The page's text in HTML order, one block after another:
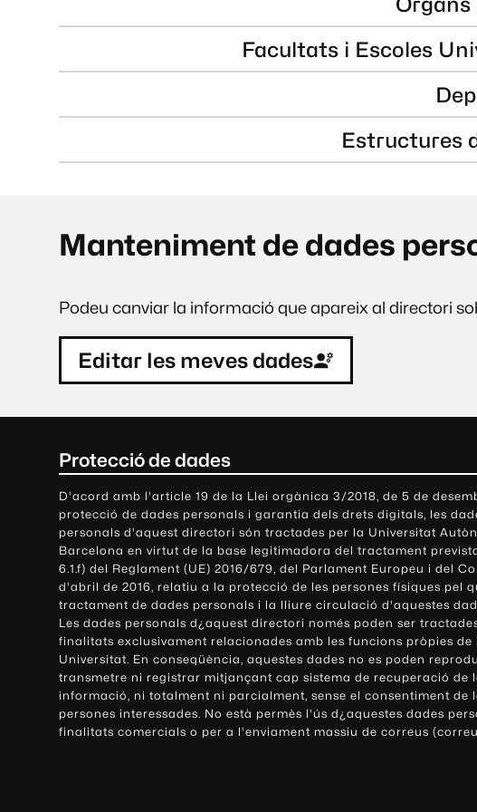
Facultats i Escoles
Estructures
Manteniment de dades
Podeu canviar la informació que apareix al directori
Editar les meves dades
Protecció de dades
D'acord amb l'article 19 de la Llei orgànica 3/2018, de 5 de
protecció de dades personals i garantia dels drets digitals, les
personals d'aquest directori són tractades per la Universitat
Barcelona en virtut de la base legitimadora del tractament
6.1.f) del Reglament (UE) 2016/679, del Parlament Europeu i del
d'abril de 2016, relatiu a la protecció de les persones físiques pel
tractament de dades personals i la lliure circulació d'aquestes
Les dades personals d¿aquest directori només poden ser
finalitats exclusivament relacionades amb les funcions pròpies de
Universitat. En conseqüència, aquestes dades no es poden
transmetre ni registrar mitjançant cap sistema de recuperació de
informació, ni totalment ni parcialment, sense el consentiment de
persones interessades. No està permès l'ús d¿aquestes dades
finalitats comercials o per a l'enviament massiu de correus